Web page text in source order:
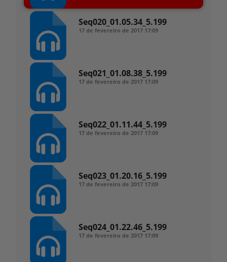
Seq020_01.05.34_5.199
17 de fevereiro de 2017 17:09
Seq021_01.08.38_5.199
17 de fevereiro de 2017 17:09
Seq022_01.11.44_5.199
17 de fevereiro de 2017 17:09
Seq023_01.20.16_5.199
17 de fevereiro de 2017 17:09
Seq024_01.22.46_5.199
17 de fevereiro de 2017 17:09